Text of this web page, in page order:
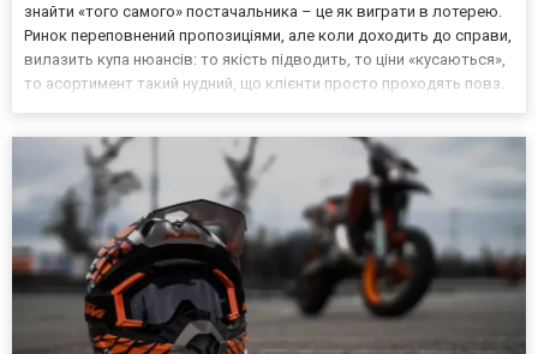
знайти «того самого» постачальника – це як виграти в лотерею.
Ринок переповнений пропозиціями, але коли доходить до справи,
вилазить купа нюансів: то якість підводить, то ціни «кусаються»,
то асортимент такий нудний, що клієнти просто проходять повз.